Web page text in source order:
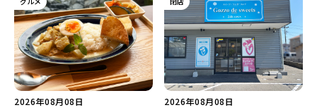
♪
2026年08月08日 2026年08月08日